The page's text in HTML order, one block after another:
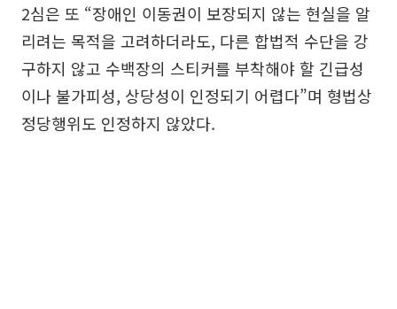
2심은 또 “장애인 이동권이 보장되지 않는 현실을 알
리려는 목적을 고려하더라도, 다른 합법적 수단을 강
구하지 않고 수백장의 스티커를 부착해야 할 긴급성
이나 불가피성, 상당성이 인정되기 어렵다”며 형법상
정당행위도 인정하지 않았다.